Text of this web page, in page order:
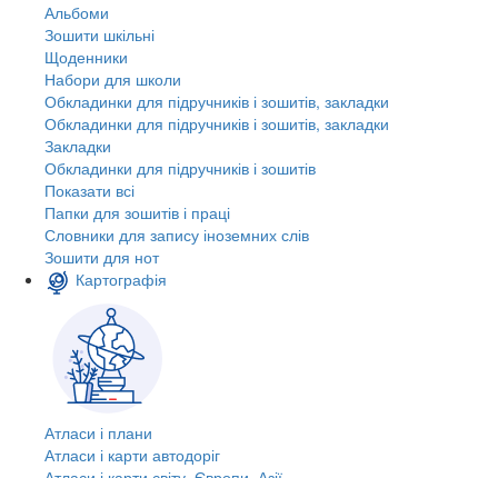
Альбоми
Зошити шкільні
Щоденники
Набори для школи
Обкладинки для підручників і зошитів, закладки
Обкладинки для підручників і зошитів, закладки
Закладки
Обкладинки для підручників і зошитів
Показати всі
Папки для зошитів і праці
Словники для запису іноземних слів
Зошити для нот
Картографія
Атласи і плани
Атласи і карти автодоріг